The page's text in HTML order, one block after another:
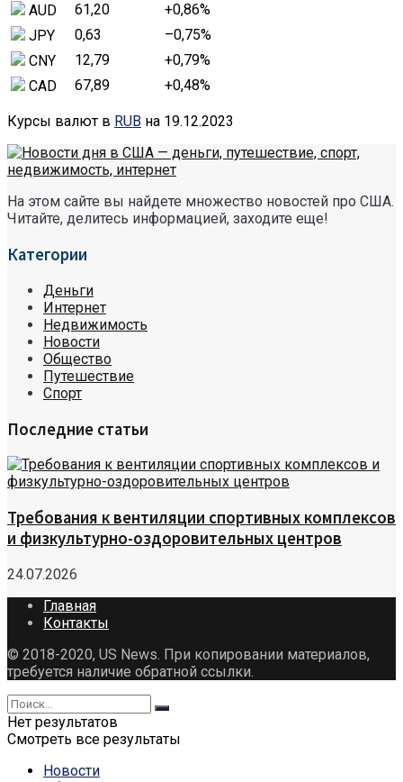
AUD
61,20 +0,86%
JPY
0,63 –0,75%
CNY
12,79 +0,79%
CAD
67,89 +0,48%
Курсы валют в RUB на 19.12.2023
На этом сайте вы найдете множество новостей про США.
Читайте, делитесь информацией, заходите еще!
Категории
Деньги
Интернет
Недвижимость
Новости
Общество
Путешествие
Спорт
Последние статьи
Требования к вентиляции спортивных комплексов
и физкультурно-оздоровительных центров
24.07.2026
Главная
Контакты
© 2018-2020, US News. При копировании материалов,
требуется наличие обратной ссылки.
Нет результатов
Смотреть все результаты
Новости